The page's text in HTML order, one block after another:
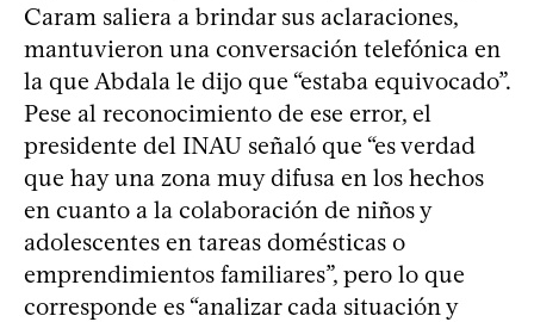
Caram saliera a brindar sus aclaraciones,
mantuvieron una conversación telefónica en
la que Abdala le dijo que “estaba equivocado”.
Pese al reconocimiento de ese error, el
presidente del INAU señaló que “es verdad
que hay una zona muy difusa en los hechos
en cuanto a la colaboración de niños y
adolescentes en tareas domésticas o
emprendimientos familiares”, pero lo que
corresponde es “analizar cada situación y